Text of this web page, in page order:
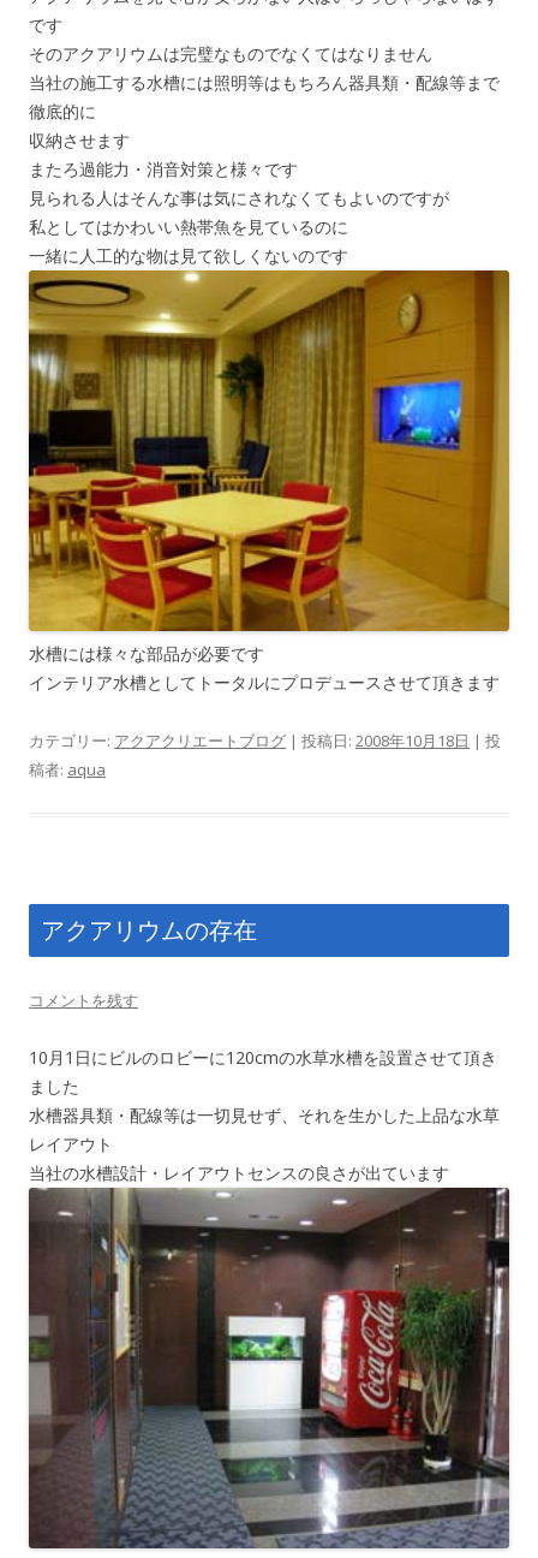
です
そのアクアリウムは完璧なものでなくてはなりません
当社の施工する水槽には照明等はもちろん器具類・配線等まで
徹底的に
収納させます
またろ過能力・消音対策と様々です
見られる人はそんな事は気にされなくてもよいのですが
私としてはかわいい熱帯魚を見ているのに
一緒に人工的な物は見て欲しくないのです
水槽には様々な部品が必要です
インテリア水槽としてトータルにプロデュースさせて頂きます
カテゴリー: アクアクリエートブログ | 投稿日: 2008年10月18日 | 投
稿者: aqua
アクアリウムの存在
コメントを残す
10月1日にビルのロビーに120cmの水草水槽を設置させて頂き
ました
水槽器具類・配線等は一切見せず、それを生かした上品な水草
レイアウト
当社の水槽設計・レイアウトセンスの良さが出ています